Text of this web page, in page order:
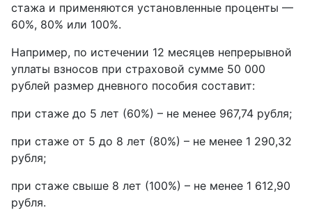
стажа и применяются установленные проценты —
60%, 80% или 100%.
Например, по истечении 12 месяцев непрерывной
уплаты взносов при страховой сумме 50 000
рублей размер дневного пособия составит:
при стаже до 5 лет (60%) – не менее 967,74 рубля;
при стаже от 5 до 8 лет (80%) – не менее 1 290,32
рубля;
при стаже свыше 8 лет (100%) – не менее 1 612,90
рубля.